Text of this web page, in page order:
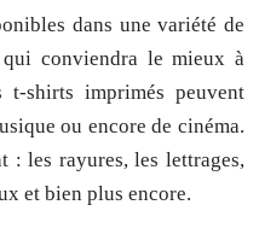
dans une variété de
conviendra le mieux à
t-shirts imprimés peuvent
ou encore de cinéma.
: les rayures, les lettrages,
et bien plus encore.